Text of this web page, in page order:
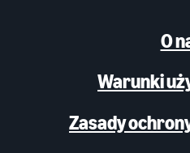
O
Warunki
Zasady